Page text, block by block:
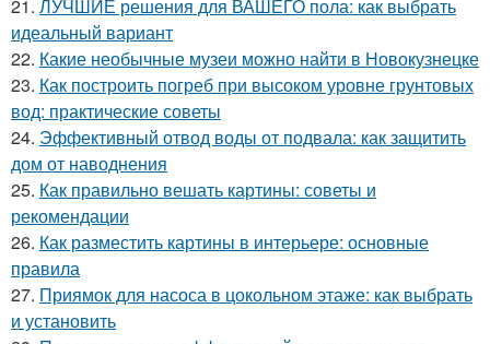
21. ЛУЧШИЕ решения для ВАШЕГО пола: как выбрать
идеальный вариант
22. Какие необычные музеи можно найти в Новокузнецке
23. Как построить погреб при высоком уровне грунтовых
вод: практические советы
24. Эффективный отвод воды от подвала: как защитить
дом от наводнения
25. Как правильно вешать картины: советы и
рекомендации
26. Как разместить картины в интерьере: основные
правила
27. Приямок для насоса в цокольном этаже: как выбрать
и установить